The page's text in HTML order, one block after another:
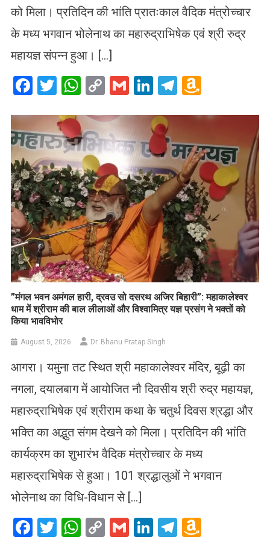
को मिला। प्रतिदिन की भांति प्रातःकाल वैदिक मंत्रोच्चार
के मध्य भगवान भोलेनाथ का महारुद्राभिषेक एवं श्री रुद्र
महायज्ञ संपन्न हुआ। […]
Facebook
Twitter
WhatsApp
CopyGmailLinkedIn
Telegram
List
​”मंगल भवन अमंगल हारी, द्रवउ सो दसरथ अजिर बिहारी”: महाकालेश्वर
धाम में श्रीराम की बाल लीलाओं और विश्वामित्र यज्ञ प्रसंग ने भक्तों को
किया भावविभोर
August 5, 2026 Dr. Bhanu Pratap Singh
आगरा। यमुना तट स्थित श्री महाकालेश्वर मंदिर, बूढ़ी का
नगला, दयालबाग में आयोजित नौ दिवसीय श्री रुद्र महायज्ञ,
महारुद्राभिषेक एवं श्रीराम कथा के चतुर्थ दिवस श्रद्धा और
भक्ति का अद्भुत संगम देखने को मिला। प्रतिदिन की भांति
कार्यक्रम का शुभारंभ वैदिक मंत्रोच्चार के मध्य
महारुद्राभिषेक से हुआ। 101 श्रद्धालुओं ने भगवान
भोलेनाथ का विधि-विधान से […]
Facebook
Twitter
WhatsApp
CopyGmailLinkedIn
Telegram